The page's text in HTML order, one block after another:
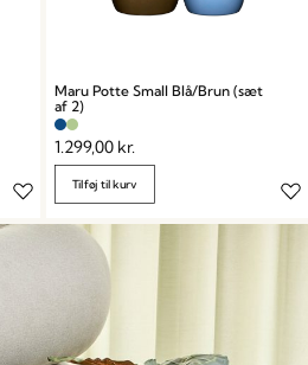
Maru Potte Small Blå/Brun (sæt
af 2)
1.299,00 kr.
Tilføj til kurv